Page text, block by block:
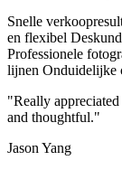
Snelle
en flexibel
Professionele
lijnen Onduidelijke
"Really
and thoughtful."
Jason Yang